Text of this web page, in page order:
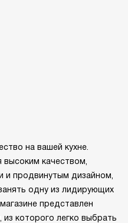
на вашей кухне.
качеством,
и продвинутым дизайном,
одну из лидирующих
представлен
которого легко выбрать